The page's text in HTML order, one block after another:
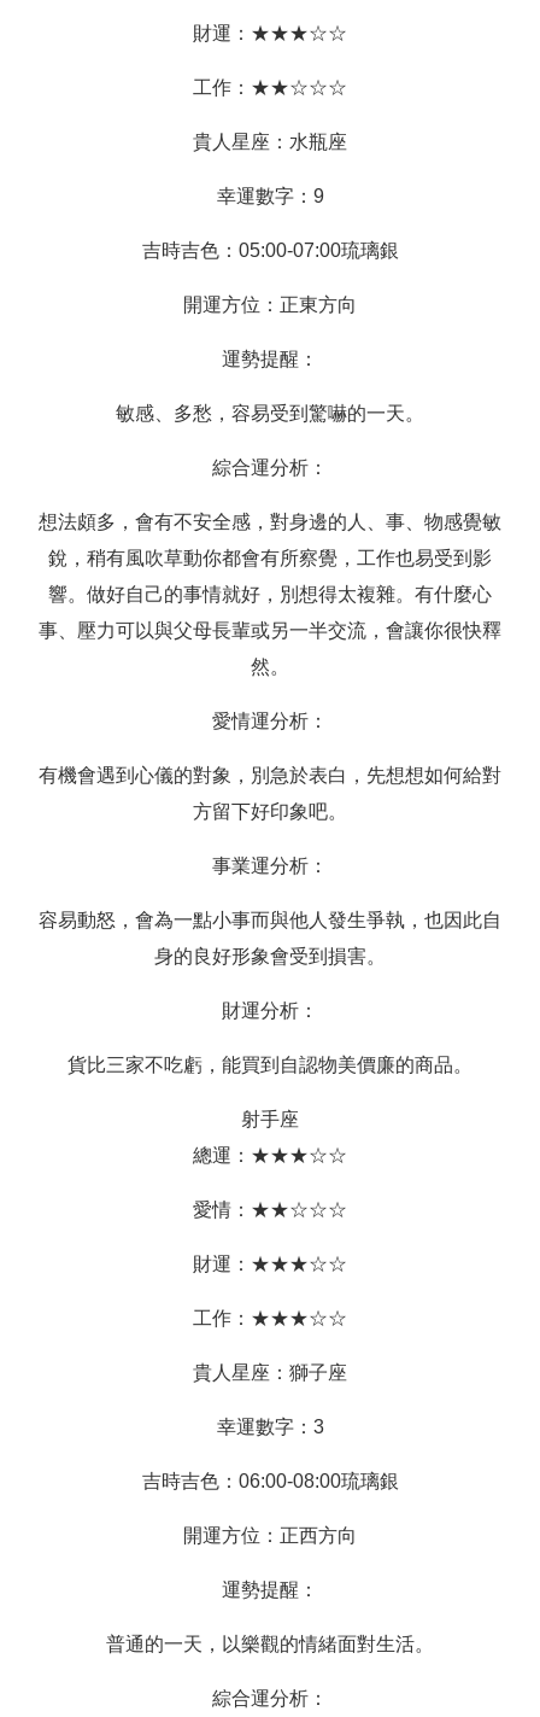
財運：★★★☆☆
工作：★★☆☆☆
貴人星座：水瓶座
幸運數字：9
吉時吉色：05:00-07:00琉璃銀
開運方位：正東方向
運勢提醒：
敏感、多愁，容易受到驚嚇的一天。
綜合運分析：
想法頗多，會有不安全感，對身邊的人、事、物感覺敏
銳，稍有風吹草動你都會有所察覺，工作也易受到影
響。做好自己的事情就好，別想得太複雜。有什麼心
事、壓力可以與父母長輩或另一半交流，會讓你很快釋
然。
愛情運分析：
有機會遇到心儀的對象，別急於表白，先想想如何給對
方留下好印象吧。
事業運分析：
容易動怒，會為一點小事而與他人發生爭執，也因此自
身的良好形象會受到損害。
財運分析：
貨比三家不吃虧，能買到自認物美價廉的商品。
射手座
總運：★★★☆☆
愛情：★★☆☆☆
財運：★★★☆☆
工作：★★★☆☆
貴人星座：獅子座
幸運數字：3
吉時吉色：06:00-08:00琉璃銀
開運方位：正西方向
運勢提醒：
普通的一天，以樂觀的情緒面對生活。
綜合運分析：